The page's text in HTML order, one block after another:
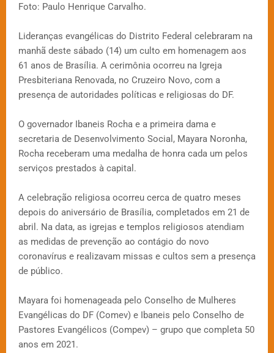
Foto: Paulo Henrique Carvalho.
Lideranças evangélicas do Distrito Federal celebraram na
manhã deste sábado (14) um culto em homenagem aos
61 anos de Brasília. A cerimônia ocorreu na Igreja
Presbiteriana Renovada, no Cruzeiro Novo, com a
presença de autoridades políticas e religiosas do DF.
O governador Ibaneis Rocha e a primeira dama e
secretaria de Desenvolvimento Social, Mayara Noronha,
Rocha receberam uma medalha de honra cada um pelos
serviços prestados à capital.
A celebração religiosa ocorreu cerca de quatro meses
depois do aniversário de Brasília, completados em 21 de
abril. Na data, as igrejas e templos religiosos atendiam
as medidas de prevenção ao contágio do novo
coronavírus e realizavam missas e cultos sem a presença
de público.
Mayara foi homenageada pelo Conselho de Mulheres
Evangélicas do DF (Comev) e Ibaneis pelo Conselho de
Pastores Evangélicos (Compev) – grupo que completa 50
anos em 2021.